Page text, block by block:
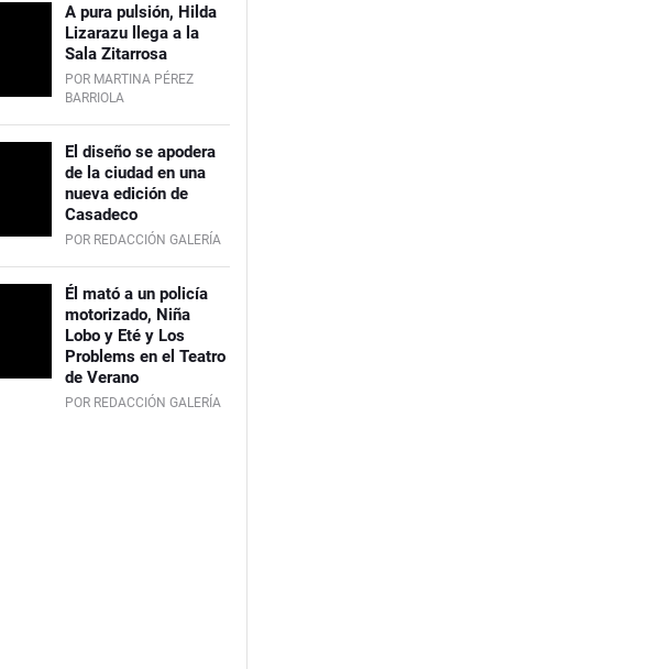
A pura pulsión, Hilda
Lizarazu llega a la
Sala Zitarrosa
POR MARTINA PÉREZ
BARRIOLA
El diseño se apodera
de la ciudad en una
nueva edición de
Casadeco
POR REDACCIÓN GALERÍA
Él mató a un policía
motorizado, Niña
Lobo y Eté y Los
Problems en el Teatro
de Verano
POR REDACCIÓN GALERÍA